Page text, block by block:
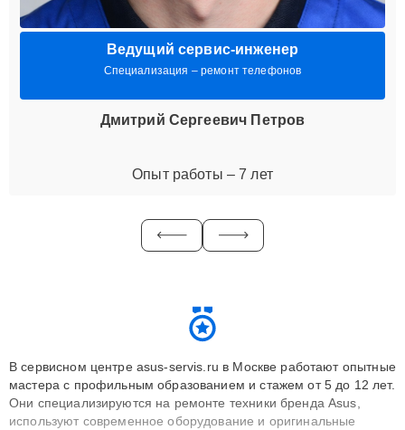
Ведущий сервис-инженер
Специализация – ремонт телефонов
Дмитрий Сергеевич Петров
Опыт работы – 7 лет
В сервисном центре asus-servis.ru в Москве работают опытные
мастера с профильным образованием и стажем от 5 до 12 лет.
Они специализируются на ремонте техники бренда Asus,
используют современное оборудование и оригинальные